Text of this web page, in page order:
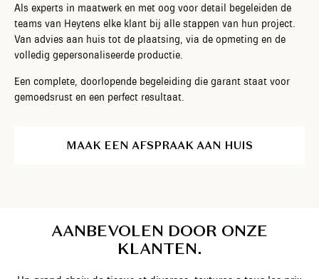
Als experts in maatwerk en met oog voor detail begeleiden de
teams van Heytens elke klant bij alle stappen van hun project.
Van advies aan huis tot de plaatsing, via de opmeting en de
volledig gepersonaliseerde productie.
Een complete, doorlopende begeleiding die garant staat voor
gemoedsrust en een perfect resultaat.
MAAK EEN AFSPRAAK AAN HUIS
AANBEVOLEN DOOR ONZE
KLANTEN.